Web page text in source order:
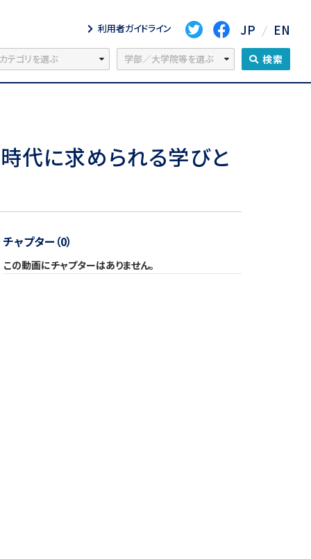
利用者ガイドライン JP EN
検索
代に求められる学びと
チャプター（0）
この動画にチャプターはありません。